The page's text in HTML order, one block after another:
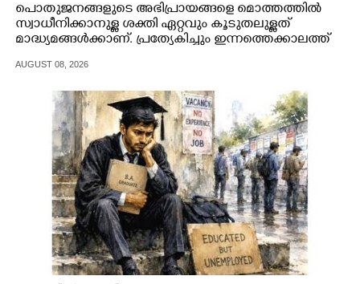
പൊതുജനങ്ങളുടെ അഭിപ്രായങ്ങളെ മൊത്തത്തിൽ
സ്വാധീനിക്കാനുള്ള ശക്തി ഏറ്റവും കൂടുതലുള്ളത്
മാദ്ധ്യമങ്ങൾക്കാണ്. പ്രത്യേകിച്ചും ഇന്നത്തെക്കാലത്ത്
വളരെ പ്രകടമാണ്.
AUGUST 08, 2026